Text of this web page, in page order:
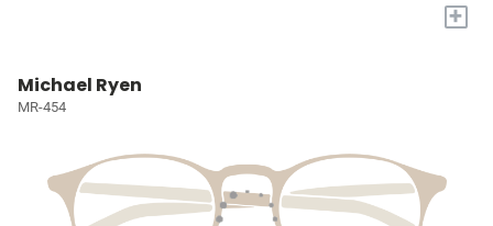
+
Michael Ryen
MR-454